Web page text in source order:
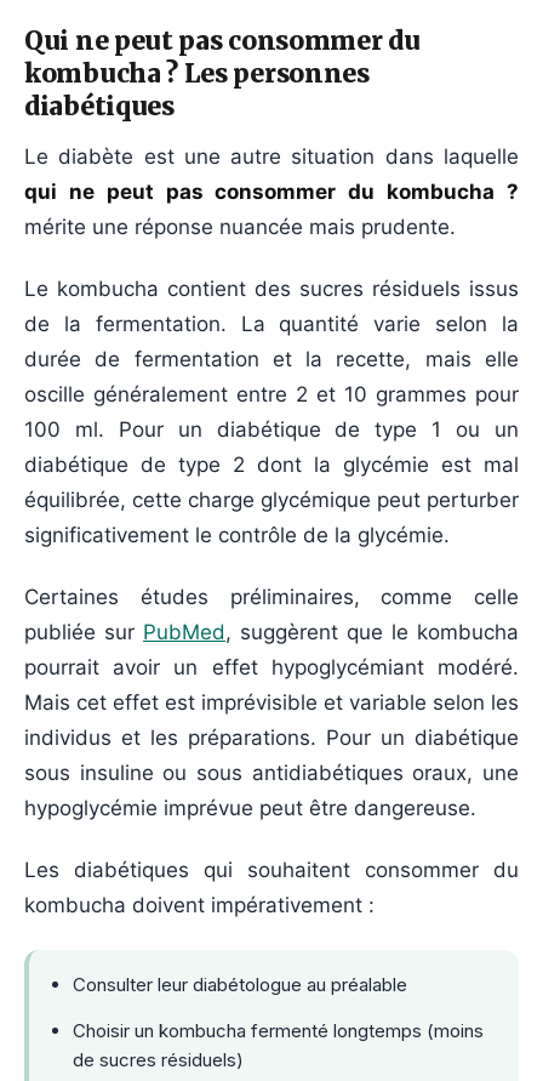
Qui ne peut pas consommer du
kombucha ? Les personnes
diabétiques
Le diabète est une autre situation dans laquelle
qui ne peut pas consommer du kombucha ?
mérite une réponse nuancée mais prudente.
Le kombucha contient des sucres résiduels issus
de la fermentation. La quantité varie selon la
durée de fermentation et la recette, mais elle
oscille généralement entre 2 et 10 grammes pour
100 ml. Pour un diabétique de type 1 ou un
diabétique de type 2 dont la glycémie est mal
équilibrée, cette charge glycémique peut perturber
significativement le contrôle de la glycémie.
Certaines études préliminaires, comme celle
publiée sur PubMed, suggèrent que le kombucha
pourrait avoir un effet hypoglycémiant modéré.
Mais cet effet est imprévisible et variable selon les
individus et les préparations. Pour un diabétique
sous insuline ou sous antidiabétiques oraux, une
hypoglycémie imprévue peut être dangereuse.
Les diabétiques qui souhaitent consommer du
kombucha doivent impérativement :
Consulter leur diabétologue au préalable
Choisir un kombucha fermenté longtemps (moins
de sucres résiduels)